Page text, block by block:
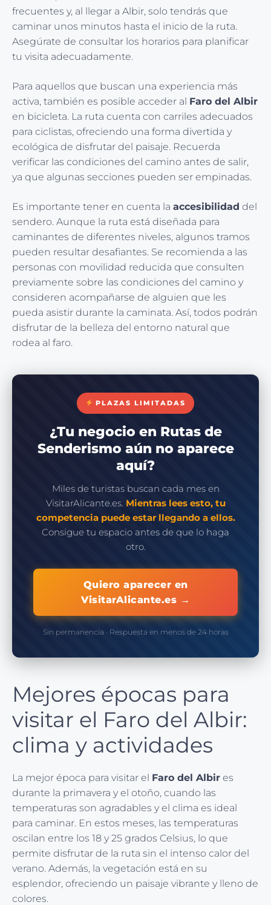
frecuentes y, al llegar a Albir, solo tendrás que
caminar unos minutos hasta el inicio de la ruta.
Asegúrate de consultar los horarios para planificar
tu visita adecuadamente.
Para aquellos que buscan una experiencia más
activa, también es posible acceder al Faro del Albir
en bicicleta. La ruta cuenta con carriles adecuados
para ciclistas, ofreciendo una forma divertida y
ecológica de disfrutar del paisaje. Recuerda
verificar las condiciones del camino antes de salir,
ya que algunas secciones pueden ser empinadas.
Es importante tener en cuenta la accesibilidad del
sendero. Aunque la ruta está diseñada para
caminantes de diferentes niveles, algunos tramos
pueden resultar desafiantes. Se recomienda a las
personas con movilidad reducida que consulten
previamente sobre las condiciones del camino y
consideren acompañarse de alguien que les
pueda asistir durante la caminata. Así, todos podrán
disfrutar de la belleza del entorno natural que
rodea al faro.
PLAZAS LIMITADAS
¿Tu negocio en Rutas de
Senderismo aún no aparece
aquí?
Miles de turistas buscan cada mes en
VisitarAlicante.es. Mientras lees esto, tu
competencia puede estar llegando a ellos.
Consigue tu espacio antes de que lo haga
otro.
Quiero aparecer en
VisitarAlicante.es →
Sin permanencia · Respuesta en menos de 24 horas
Mejores épocas para
visitar el Faro del Albir:
clima y actividades
La mejor época para visitar el Faro del Albir es
durante la primavera y el otoño, cuando las
temperaturas son agradables y el clima es ideal
para caminar. En estos meses, las temperaturas
oscilan entre los 18 y 25 grados Celsius, lo que
permite disfrutar de la ruta sin el intenso calor del
verano. Además, la vegetación está en su
esplendor, ofreciendo un paisaje vibrante y lleno de
colores.